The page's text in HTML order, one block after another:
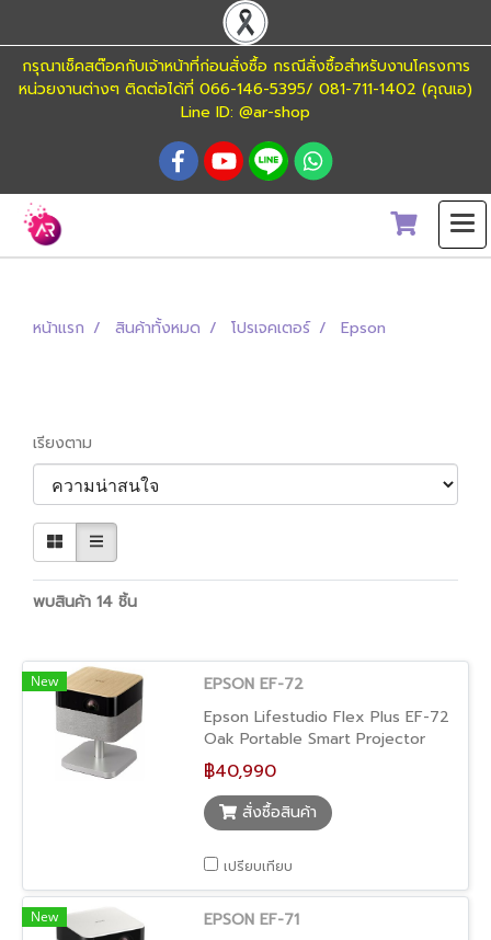
กรุณาเช็คสต๊อคกับเจ้าหน้าที่ก่อนสั่งซื้อ กรณีสั่งซื้อสำหรับงานโครงการ
หน่วยงานต่างๆ ติดต่อได้ที่ 066-146-5395/ 081-711-1402 (คุณเอ)
Line ID: @ar-shop
หน้าแรก สินค้าทั้งหมด โปรเจคเตอร์ Epson
เรียงตาม
พบสินค้า 14 ชิ้น
New
EPSON EF-72
Epson Lifestudio Flex Plus EF-72
Oak Portable Smart Projector
โปรเจคเตอร์พกพา 4K PRO-UHD
พร้อม Google TV ในตัว และระบบ
เสียงทรงพลัง Sound by Bose
พร้อมไฟ Ambient Lighting และขา
เล่นเกม หรือใช้งานกลางแจ้ง/ในบ้าน
ให้ภาพใหญ่คมชัดสูงสุดถึง 150″
฿40,990
สั่งซื้อสินค้า
เปรียบเทียบ
New
EPSON EF-71